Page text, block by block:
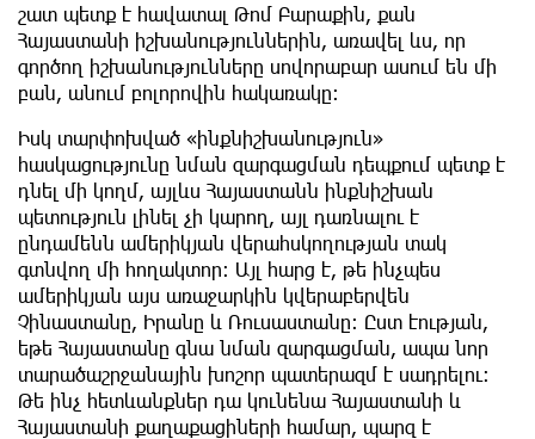
շատ պետք է հավատալ Թոմ Բարաքին, քան
Հայաստանի իշխանություններին, առավել ևս, որ
գործող իշխանությունները սովորաբար ասում են մի
բան, անում բոլորովին հակառակը։
Իսկ տարփոխված «ինքնիշխանություն»
հասկացությունը նման զարգացման դեպքում պետք է
դնել մի կողմ, այլևս Հայաստանն ինքնիշխան
պետություն լինել չի կարող, այլ դառնալու է
ընդամենն ամերիկյան վերահսկողության տակ
գտնվող մի հողակտոր։ Այլ հարց է, թե ինչպես
ամերիկյան այս առաջարկին կվերաբերվեն
Չինաստանը, Իրանը և Ռուսաստանը։ Ըստ էության,
եթե Հայաստանը գնա նման զարգացման, ապա նոր
տարածաշրջանային խոշոր պատերազմ է սադրելու։
Թե ինչ հետևանքներ դա կունենա Հայաստանի և
Հայաստանի քաղաքացիների համար, պարզ է